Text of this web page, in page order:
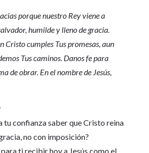
porque nuestro Rey viene a
humilde y lleno de gracia.
Cristo cumples Tus promesas, aun
Tus caminos. Danos fe para
de obrar. En el nombre de Jesús,
tu confianza saber que Cristo reina
no con imposición?
ti recibir hoy a Jesús como el